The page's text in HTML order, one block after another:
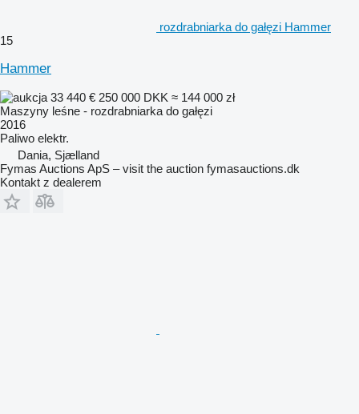
rozdrabniarka do gałęzi Hammer
15
Hammer
33 440 € 250 000 DKK ≈ 144 000 zł
Maszyny leśne - rozdrabniarka do gałęzi
2016
Paliwo elektr.
Dania, Sjælland
Fymas Auctions ApS – visit the auction fymasauctions.dk
Kontakt z dealerem